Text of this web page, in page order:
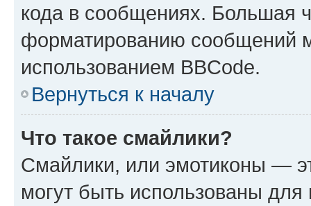
кода в сообщениях. Большая
форматированию сообщений
использованием BBCode.
Вернуться к началу
Что такое смайлики?
Смайлики, или эмотиконы —
могут быть использованы